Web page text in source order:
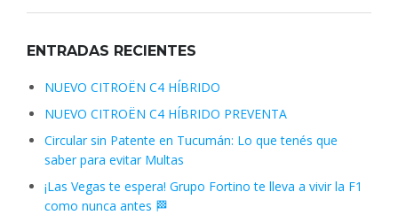
ENTRADAS RECIENTES
NUEVO CITROËN C4 HÍBRIDO
NUEVO CITROËN C4 HÍBRIDO PREVENTA
Circular sin Patente en Tucumán: Lo que tenés que
saber para evitar Multas
¡Las Vegas te espera! Grupo Fortino te lleva a vivir la F1
como nunca antes 🏁